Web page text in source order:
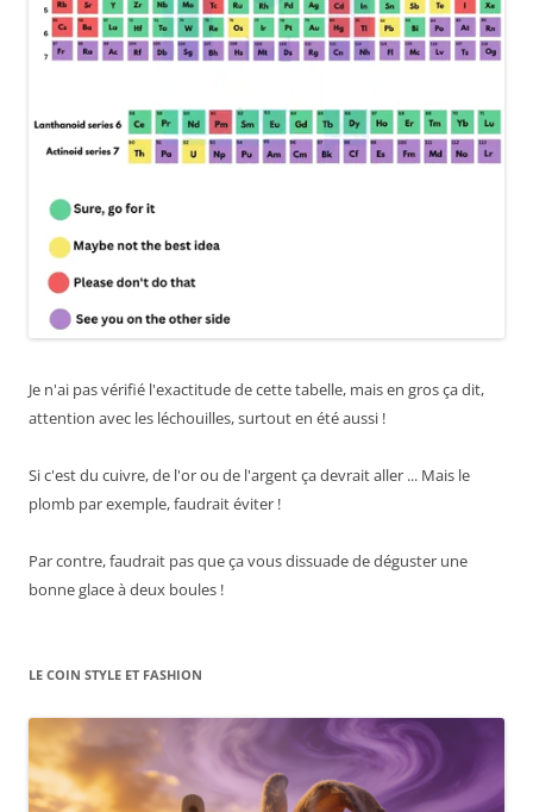
Je n'ai pas vérifié l'exactitude de cette tabelle, mais en gros ça dit,
attention avec les léchouilles, surtout en été aussi !
Si c'est du cuivre, de l'or ou de l'argent ça devrait aller ... Mais le
plomb par exemple, faudrait éviter !
Par contre, faudrait pas que ça vous dissuade de déguster une
bonne glace à deux boules !
LE COIN STYLE ET FASHION